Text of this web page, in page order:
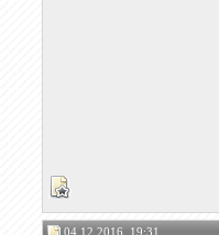
04.12.2016, 19:31